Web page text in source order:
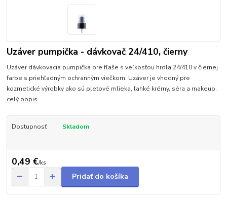
Uzáver pumpička - dávkovač 24/410, čierny
Uzáver dávkovacia pumpička pre fľaše s veľkosťou hrdla 24/410 v čiernej
farbe s priehľadným ochranným viečkom. Uzáver je vhodný pre
kozmetické výrobky ako sú pleťové mlieka, ľahké krémy, séra a makeup.
celý popis
Dostupnosť Skladom
0,49 €/ks
Pridať do košíka